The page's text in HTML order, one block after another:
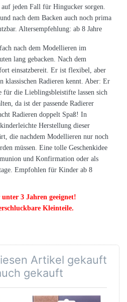
jeden Fall für Hingucker sorgen.
nach dem Backen auch noch prima
Altersempfehlung: ab 8 Jahre
nach dem Modellieren im
lang gebacken. Nach dem
einsatzbereit. Er ist flexibel, aber
klassischen Radieren kennt. Aber: Er
für die Lieblingsbleistifte lassen sich
da ist der passende Radierer
Radieren doppelt Spaß! In
Herstellung dieser
die nachdem Modellieren nur noch
müssen. Eine tolle Geschenkidee
und Konfirmation oder als
Empfohlen für Kinder ab 8
3 Jahren geeignet!
Kleinteile.
Artikel gekauft
gekauft